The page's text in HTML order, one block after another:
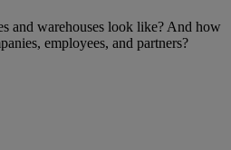
and warehouses look like? And how
employees, and partners?